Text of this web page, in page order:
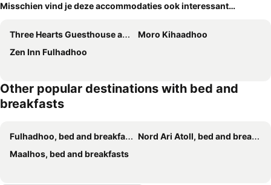
Misschien vind je deze accommodaties ook interessant…
Three Hearts Guesthouse and Villas
Moro Kihaadhoo
Zen Inn Fulhadhoo
Other popular destinations with bed and
breakfasts
Fulhadhoo, bed and breakfasts
Nord Ari Atoll, bed and breakfasts
Maalhos, bed and breakfasts